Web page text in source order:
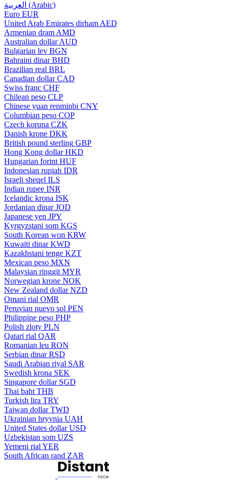
العربية (Arabic)
Euro EUR
United Arab Emirates dirham AED
Armenian dram AMD
Australian dollar AUD
Bulgarian lev BGN
Bahraini dinar BHD
Brazilian real BRL
Canadian dollar CAD
Swiss franc CHF
Chilean peso CLP
Chinese yuan renminbi CNY
Columbian peso COP
Czech koruna CZK
Danish krone DKK
British pound sterling GBP
Hong Kong dollar HKD
Hungarian forint HUF
Indonesian rupiah IDR
Israeli sheqel ILS
Indian rupee INR
Icelandic krona ISK
Jordanian dinar JOD
Japanese yen JPY
Kyrgyzstani som KGS
South Korean won KRW
Kuwaiti dinar KWD
Kazakhstani tenge KZT
Mexican peso MXN
Malaysian ringgit MYR
Norwegian krone NOK
New Zealand dollar NZD
Omani rial OMR
Peruvian nuevo sol PEN
Philippine peso PHP
Polish zloty PLN
Qatari rial QAR
Romanian leu RON
Serbian dinar RSD
Saudi Arabian riyal SAR
Swedish krona SEK
Singapore dollar SGD
Thai baht THB
Turkish lira TRY
Taiwan dollar TWD
Ukrainian hryvnia UAH
United States dollar USD
Uzbekistan som UZS
Yemeni rial YER
South African rand ZAR